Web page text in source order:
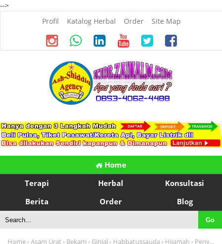
-->
Profil
Katalog Herbal Order Site Map
Home
Terapi
Herbal
Konsultasi
Berita
Order Blog
Home › Asam Urat › Bekam › Ginjal › Habbatussauda › Hijamah › Penyakit dan Terapinya